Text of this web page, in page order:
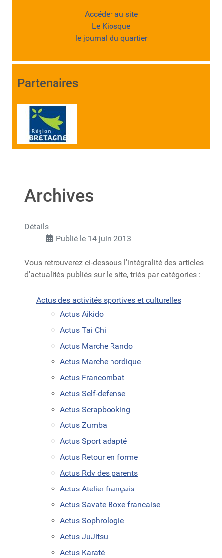
Accéder au site
Le Kiosque
le journal du quartier
Partenaires
Archives
Détails
Publié le 14 juin 2013
Vous retrouverez ci-dessous l'intégralité des articles
d'actualités publiés sur le site, triés par catégories :
Actus des activités sportives et culturelles
Actus Aikido
Actus Tai Chi
Actus Marche Rando
Actus Marche nordique
Actus Francombat
Actus Self-defense
Actus Scrapbooking
Actus Zumba
Actus Sport adapté
Actus Retour en forme
Actus Rdv des parents
Actus Atelier français
Actus Savate Boxe francaise
Actus Sophrologie
Actus JuJitsu
Actus Karaté